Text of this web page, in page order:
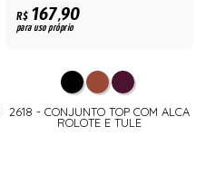
R$167,90
para uso próprio
2618 - CONJUNTO TOP COM ALCA
ROLOTE E TULE